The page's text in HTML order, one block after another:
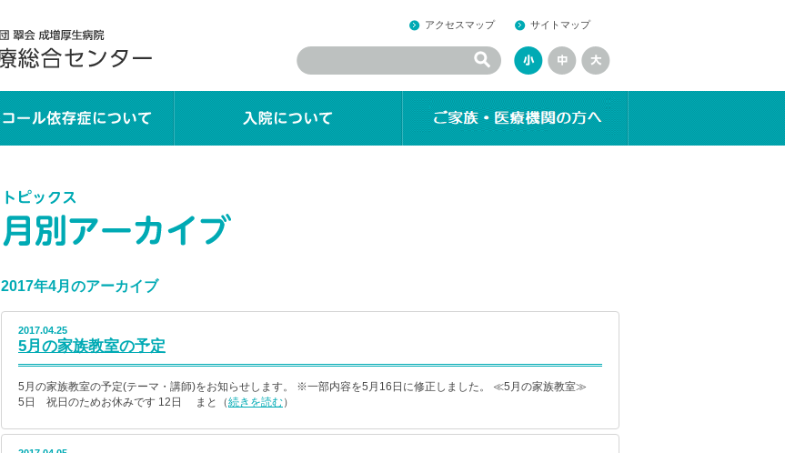
アクセスマップ サイトマップ
2017年4月のアーカイブ
2017.04.25
5月の家族教室の予定
5月の家族教室の予定(テーマ・講師)をお知らせします。 ※一部内容を5月16日に修正しました。 ≪5月の家族教室≫
5日 祝日のためお休みです 12日 まと（続きを読む）